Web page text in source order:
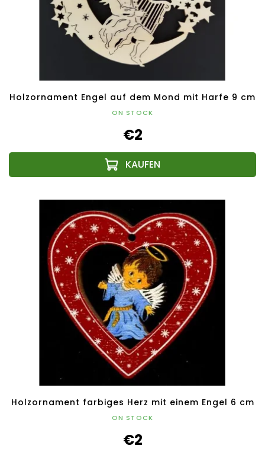
Holzornament Engel auf dem Mond mit Harfe 9 cm
ON STOCK
€2
Holzornament farbiges Herz mit einem Engel 6 cm
ON STOCK
€2